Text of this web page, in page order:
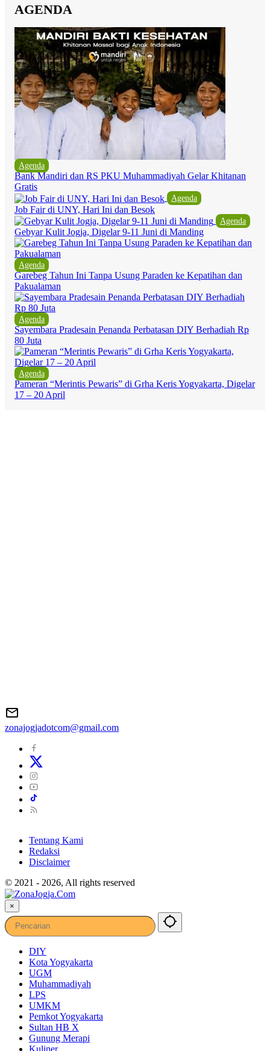
AGENDA
Agenda
Bank Mandiri dan RS PKU Muhammadiyah Gelar Khitanan
Gratis
Agenda
Job Fair di UNY, Hari Ini dan Besok
Agenda
Gebyar Kulit Jogja, Digelar 9-11 Juni di Manding
Agenda
Garebeg Tahun Ini Tanpa Usung Paraden ke Kepatihan dan
Pakualaman
Agenda
Sayembara Pradesain Penanda Perbatasan DIY Berhadiah Rp
80 Juta
Agenda
Pameran “Merintis Pewaris” di Grha Keris Yogyakarta, Digelar
17 – 20 April
zonajogjadotcom@gmail.com
Tentang Kami
Redaksi
Disclaimer
© 2021 - 2026, All rights reserved
×
DIY
Kota Yogyakarta
UGM
Muhammadiyah
LPS
UMKM
Pemkot Yogyakarta
Sultan HB X
Gunung Merapi
Kuliner